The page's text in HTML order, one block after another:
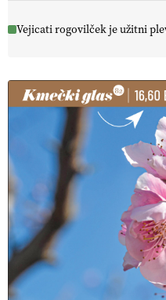
Vejicati rogovilček je užitni